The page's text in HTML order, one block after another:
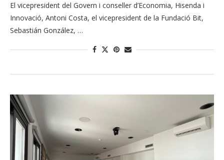
El vicepresident del Govern i conseller d’Economia, Hisenda i
Innovació, Antoni Costa, el vicepresident de la Fundació Bit,
Sebastián González, …